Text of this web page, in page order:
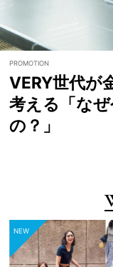
VERY世代が
考える「な
の？」